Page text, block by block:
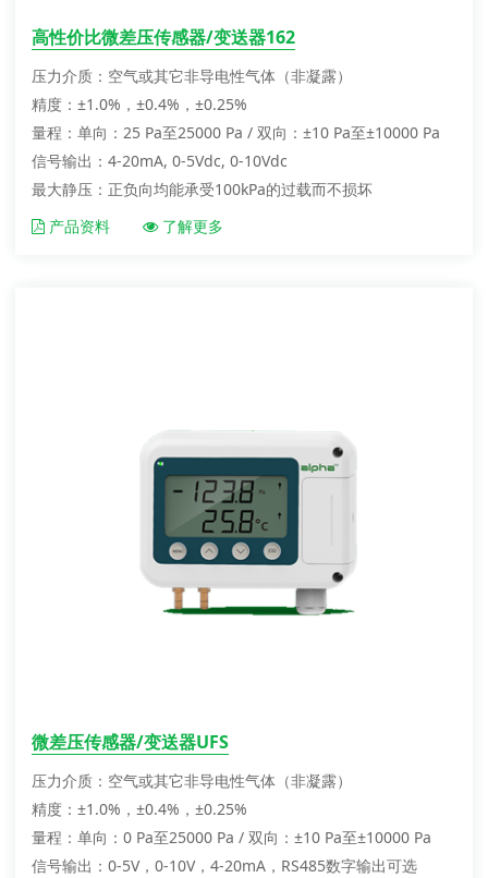
高性价比微差压传感器/变送器162
压力介质：空气或其它非导电性气体（非凝露）
精度：±1.0%，±0.4%，±0.25%
量程：单向：25 Pa至25000 Pa / 双向：±10 Pa至±10000 Pa
信号输出：4-20mA, 0-5Vdc, 0-10Vdc
最大静压：正负向均能承受100kPa的过载而不损坏
产品资料
了解更多
微差压传感器/变送器UFS
压力介质：空气或其它非导电性气体（非凝露）
精度：±1.0%，±0.4%，±0.25%
量程：单向：0 Pa至25000 Pa / 双向：±10 Pa至±10000 Pa
信号输出：0-5V，0-10V，4-20mA，RS485数字输出可选